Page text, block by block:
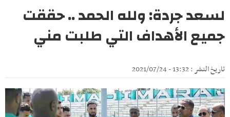
لسعد جردة: ولله الحمد .. حققت
جميع الأهداف التي طلبت مني
تاريخ النشر : 13:32 - 2021/07/24